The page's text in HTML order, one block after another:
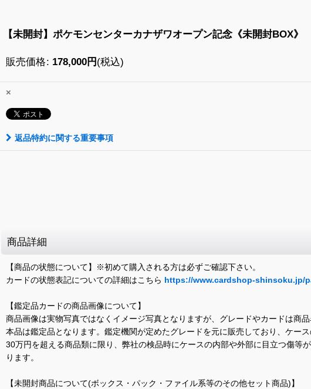
【未開封】ポケモンセンターカナザワオープン記念《未開封BOX》
販売価格: 178,000円 (税込)
×
返品特約に関する重要事項
商品詳細
【商品の状態について】※初めて購入される方は必ずご確認下さい。
カードの状態表記についての詳細はこちら https://www.cardshop-shinsoku.jp/
【鑑定品カードの商品画像について】
商品画像は実物写真ではなくイメージ写真となりますが、グレードやカードは商品
本品は鑑定品となります。鑑定機関が定めたグレードを元に販売しており、ケー
30万円を超える商品類に限り、弊社の検品時にケースの内部や外部に目立つ傷
ります。
【未開封商品について(ボックス・パック・ファイル系等のその他セット商品)】